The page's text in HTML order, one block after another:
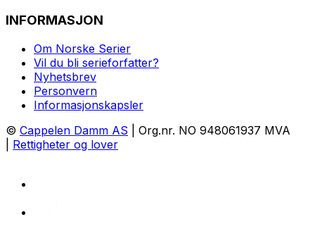
INFORMASJON
Om Norske Serier
Vil du bli serieforfatter?
Nyhetsbrev
Personvern
Informasjonskapsler
© Cappelen Damm AS | Org.nr. NO 948061937 MVA
Rettigheter og lover